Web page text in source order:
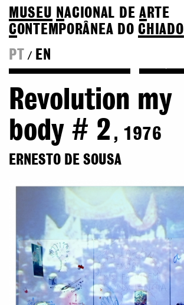
MUSEU NACIONAL DEA RTE
CONTEMPORÂNEA DOCHIADO
PT
/ EN
Revolution my
body # 2 , 1976
ERNESTO DE SOUSA